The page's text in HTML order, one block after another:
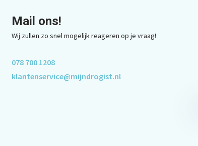
Mail ons!
Wij zullen zo snel mogelijk reageren op je vraag!
078 700 1208
klantenservice@mijndrogist.nl